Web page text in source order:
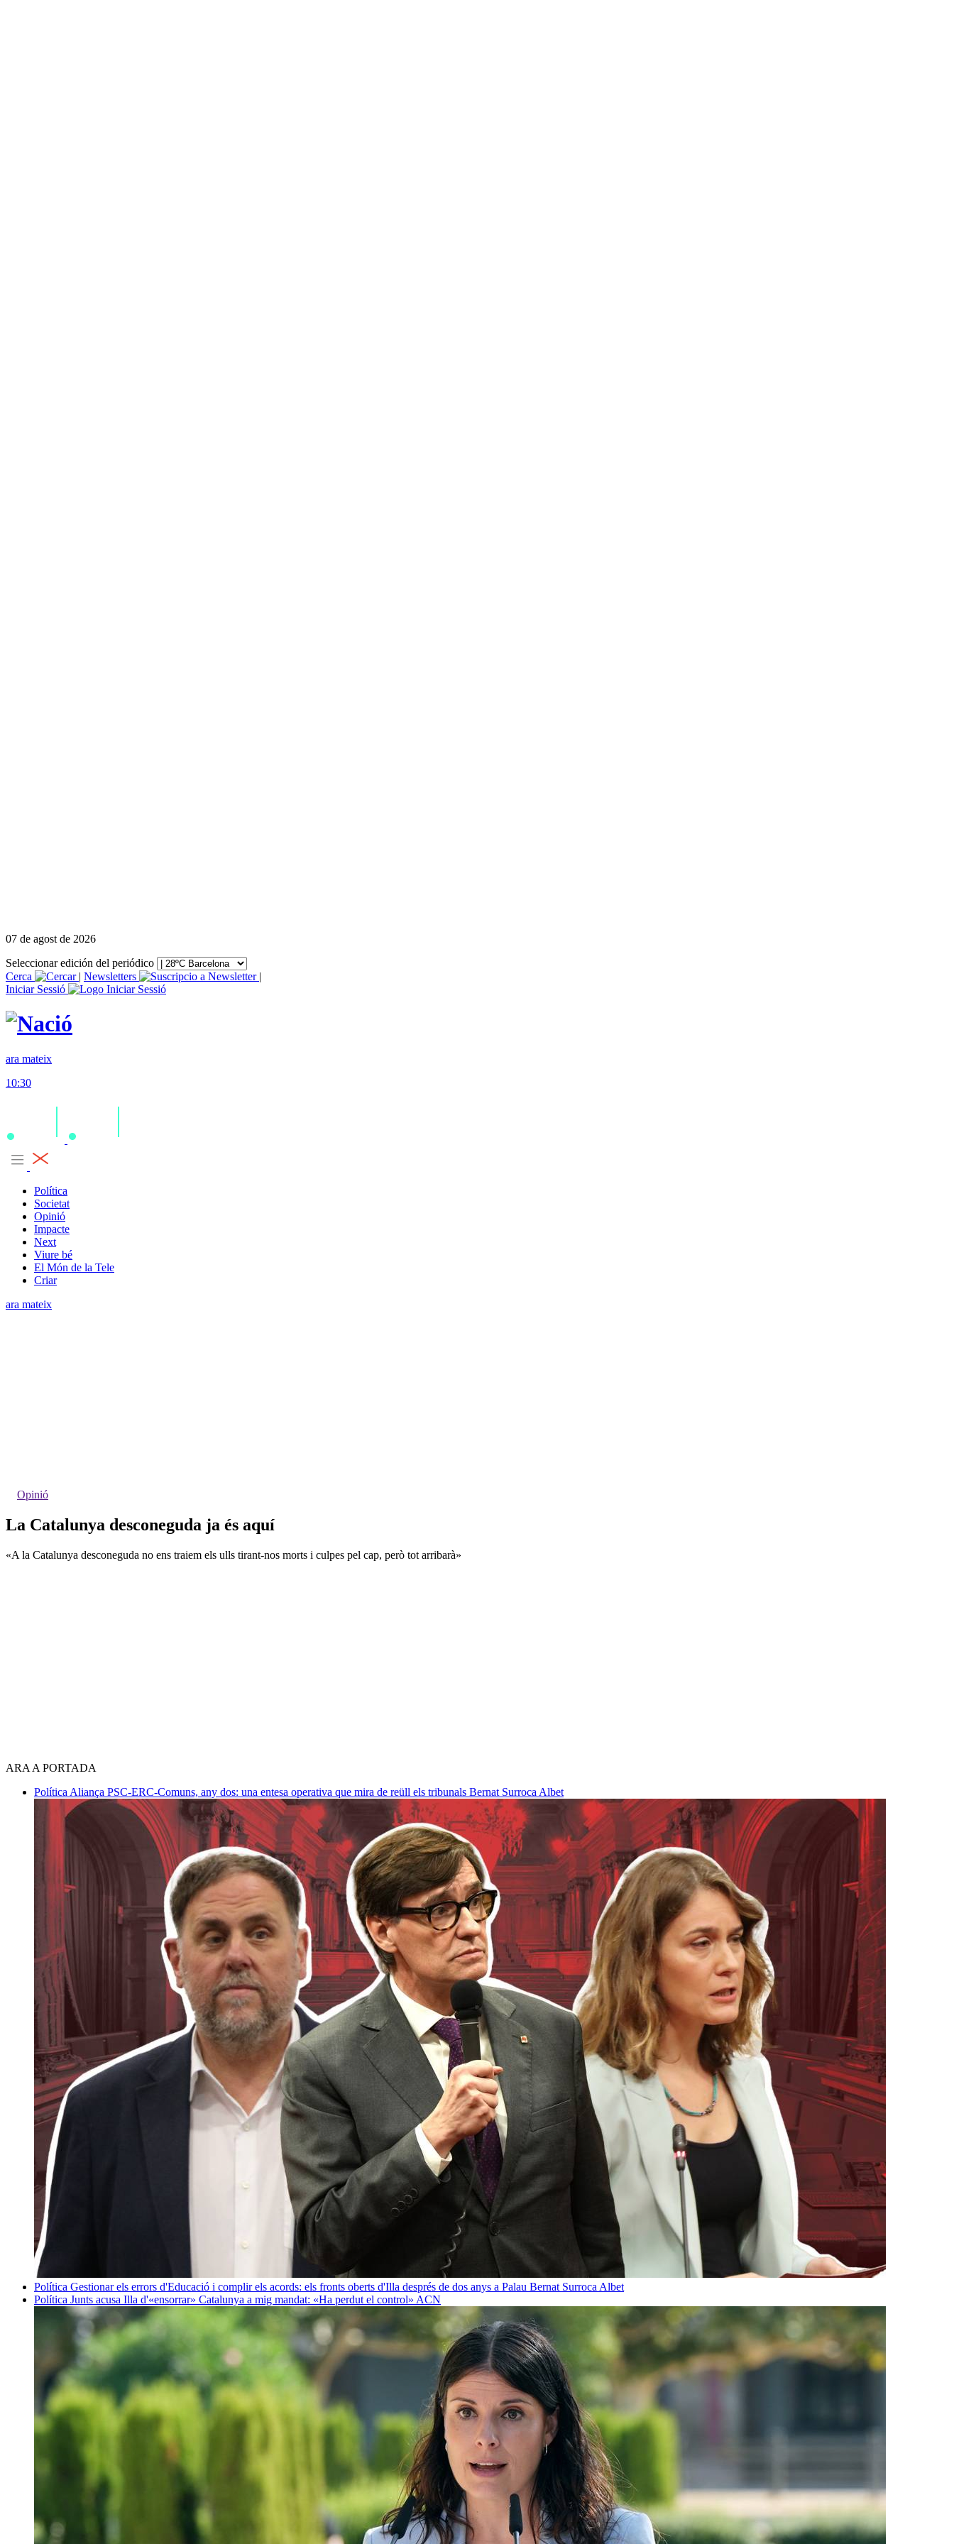
07 de agost de 2026
Seleccionar edición del periódico
Cerca
| Newsletters
|
Iniciar Sessió
ara mateix
10:30
Política
Societat
Opinió
Impacte
Next
Viure bé
El Món de la Tele
Criar
ara mateix
Opinió
La Catalunya desconeguda ja és aquí
«A la Catalunya desconeguda no ens traiem els ulls tirant-nos morts i culpes pel cap, però tot arribarà»
ARA A PORTADA
Política Aliança PSC-ERC-Comuns, any dos: una entesa operativa que mira de reüll els tribunals Bernat Surroca Albet
Política Gestionar els errors d'Educació i complir els acords: els fronts oberts d'Illa després de dos anys a Palau Bernat Surroca Albet
Política Junts acusa Illa d'«ensorrar» Catalunya a mig mandat: «Ha perdut el control» ACN